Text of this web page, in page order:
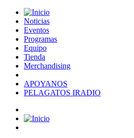
Noticias
Eventos
Programas
Equipo
Tienda
Merchandising
APOYANOS
PELAGATOS IRADIO